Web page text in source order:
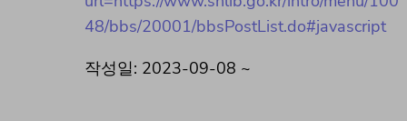
48/bbs/20001/bbsPostList.do#javascript
작성일: 2023-09-08 ~